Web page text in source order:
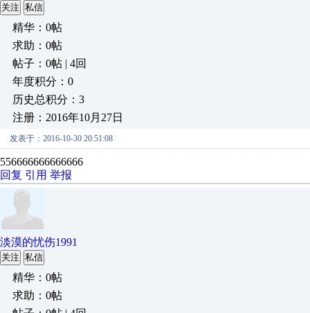
关注 私信
精华：0帖
求助：0帖
帖子：0帖 | 4回
年度积分：0
历史总积分：3
注册：2016年10月27日
发表于：2016-10-30 20:51:08
556666666666666
回复 引用 举报
淡漠的忧伤1991
关注 私信
精华：0帖
求助：0帖